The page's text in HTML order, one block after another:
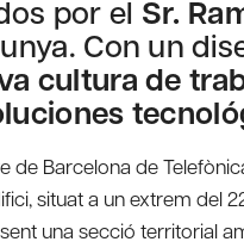
por el Sr.
Con un
cultura de
de Barcelona de
situat a un extrem del
una secció territorial